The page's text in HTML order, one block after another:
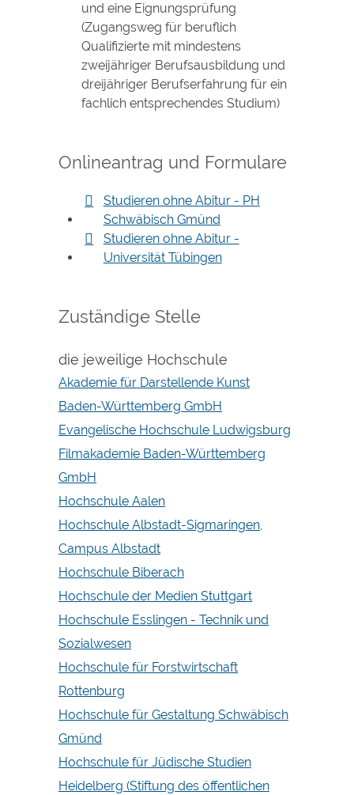
und eine Eignungsprüfung
(Zugangsweg für beruflich
Qualifizierte mit mindestens
zweijähriger Berufsausbildung und
dreijähriger Berufserfahrung für ein
fachlich entsprechendes Studium)
Onlineantrag und Formulare
Studieren ohne Abitur - PH
Schwäbisch Gmünd
Studieren ohne Abitur -
Universität Tübingen
Zuständige Stelle
die jeweilige Hochschule
Akademie für Darstellende Kunst
Baden-Württemberg GmbH
Evangelische Hochschule Ludwigsburg
Filmakademie Baden-Württemberg
GmbH
Hochschule Aalen
Hochschule Albstadt-Sigmaringen,
Campus Albstadt
Hochschule Biberach
Hochschule der Medien Stuttgart
Hochschule Esslingen - Technik und
Sozialwesen
Hochschule für Forstwirtschaft
Rottenburg
Hochschule für Gestaltung Schwäbisch
Gmünd
Hochschule für Jüdische Studien
Heidelberg (Stiftung des öffentlichen